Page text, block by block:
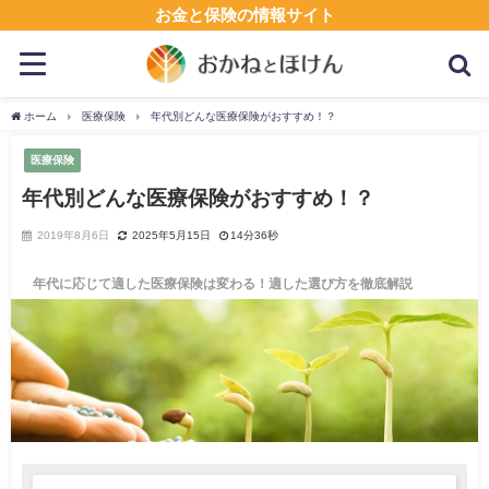
お金と保険の情報サイト
ホーム 医療保険 年代別どんな医療保険がおすすめ！？
医療保険
年代別どんな医療保険がおすすめ！？
2019年8月6日 2025年5月15日 14分36秒
年代に応じて適した医療保険は変わる！適した選び方を徹底解説